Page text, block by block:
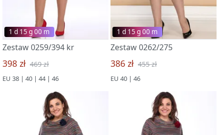
1 d 15 g 00 m
Zestaw 0259/394 kr
398 zł 469 zł
EU 38 | 40 | 44 | 46
1 d 15 g 00 m
Zestaw 0262/275
386 zł 455 zł
EU 40 | 46